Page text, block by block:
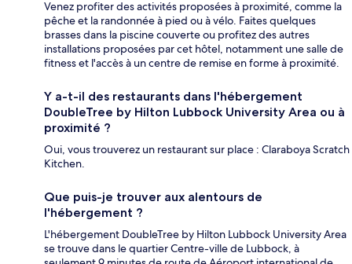
Venez profiter des activités proposées à proximité, comme la
pêche et la randonnée à pied ou à vélo. Faites quelques
brasses dans la piscine couverte ou profitez des autres
installations proposées par cet hôtel, notamment une salle de
fitness et l'accès à un centre de remise en forme à proximité.
Y a-t-il des restaurants dans l'hébergement
DoubleTree by Hilton Lubbock University Area ou à
proximité ?
Oui, vous trouverez un restaurant sur place : Claraboya Scratch
Kitchen.
Que puis-je trouver aux alentours de
l'hébergement ?
L'hébergement DoubleTree by Hilton Lubbock University Area
se trouve dans le quartier Centre-ville de Lubbock, à